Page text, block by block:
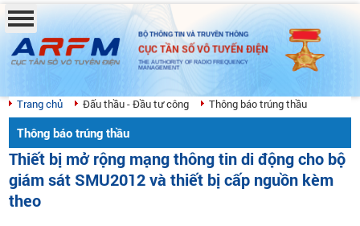
BỘ THÔNG TIN VÀ TRUYỀN THÔNG
CỤC TẦN SỐ VÔ TUYẾN ĐIỆN
THE AUTHORITY OF RADIO FREQUENCY
MANAGEMENT
Trang chủ Đấu thầu - Đầu tư công Thông báo trúng thầu
Thông báo trúng thầu
Thiết bị mở rộng mạng thông tin di động cho bộ
giám sát SMU2012 và thiết bị cấp nguồn kèm
theo